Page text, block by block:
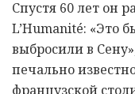
Спустя 60 лет он
L’Humanité: «Это
выбросили в
печально
французской